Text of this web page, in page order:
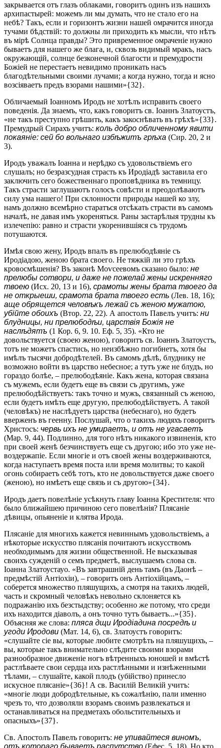
закрывается отъ глазъ облаками, говоритъ одинъ изъ нашихъ
архипастырей: можемъ ли мы думать, что не стало его на
небѣ? Такъ, если и горизонтъ жизни нашей омрачится иногда
тучами бѣдствій: то должны ли приходить къ мысли, что нѣтъ
въ мірѣ Солнца правды? Это привременное омраченіе нужно
бываетъ для нашего же блага, и, сквозь видимый мракъ, насъ
окружающій, солнце безконечной благости и премудрости
Божіей не перестаетъ невидимо проникать насъ
благодѣтельными своими лучами; а когда нужно, тогда и ясно
возсіяваетъ предъ взорами нашими»{32}.
Обличаемый Іоанномъ Иродъ не хотѣлъ исправить своего
поведенія. Да знаемъ, что, какъ говоритъ св. Іоаннъ Златоустъ,
«не такъ преступно грѣшить, какъ закоснѣвать въ грѣхѣ»{33}.
Премудрый Сирахъ учитъ: коль добро обличенному явити
покаяніе: сей бо вольнаго избѣжитъ грѣха (Сир. 20, 2 и
3).
Иродъ уважалъ Іоанна и нерѣдко съ удовольствіемъ его
слушалъ; но безразсудная страсть къ Иродіадѣ заставила его
заключить сего божественнаго проповѣдника въ темницу.
Такъ страсти заглушаютъ голосъ совѣсти и преодолѣваютъ
силу ума нашего! При склонности природы нашей ко злу,
намъ должно всемѣрно старатъся отсѣкать страсти въ самомъ
началѣ, не давая имъ укореняться. Раны застарѣлыя трудны къ
излечепію: равно и страсти укоренившіяся съ трудомъ
потушаются.
Имѣя свою жену, Иродъ впалъ въ прелюбодѣяніе съ
Иродіадою, женою брата своего. Не тяжкій ли это грѣхъ
кровосмѣшенія? Въ законѣ Моѵсеевомъ сказано было: не
прелюбы сотвори, и даже не пожелай жены искренняго
твоею (Исх. 20, 13 и 16), срамоты жены брата твоего да
не открыеши, срамота брата твоего есть (Лев. 18, 16);
аще обрящется человѣкъ лежай съ женою мужатою,
убійте обоихъ (Втор. 22, 22). А апостолъ Павелъ учитъ: ни
блудницы, ни прелюбодѣи, царствія Божія не
наслѣдятъ (1 Кор. 6, 9. 10. Еф. 5, 35). «Кто не
довольствуется (своею женою), говоритъ св. Іоаннъ Златоустъ,
тотъ не можетъ спастись, но неизбѣжно погибнетъ, хотя бы
имѣлъ тысячи добродѣтелей. Въ самомъ дѣлѣ, блуднику не
возможно войти въ царство небесное; а тутъ уже не блудъ, но
гораздо болѣе, – прелюбодѣяніе. Какъ жена, которая связана
съ мужемъ, если будетъ еще въ связи съ другимъ, уже
прелюбодѣйствуетъ: такъ точно и мужъ, связанный съ женою,
если будетъ имѣть еще другую, прелюбодѣйствуетъ. А такой
(человѣкъ) не наслѣдуетъ царства (небеснаго), но будетъ
вверженъ въ геенну. Послушай, что о такихъ людяхъ говоритъ
Христосъ: червь ихъ не умираетъ, и отъ не угасаетъ
(Мар. 9, 44). Подлинно, для того нѣтъ никакого извиненія, кто
при своей женѣ безчинствуетъ еще съ другою; ибо это уже не-
воздержапіе. Если многіе и отъ своей жены воздерживаются,
когда наступаетъ время поста или время молитвы; то какой
огонь собираетъ себѣ тотъ, кто не довольствуется даже своего
(женою), но имѣетъ еще связь и съ другою»{34}.
Иродъ даетъ повелѣніе усѣкнуть главу Іоанна Крестителя: что
было ближайшею причиною сего повелѣнія? Плясаніе
дѣвицы, опьяненіе и клятва Ирода.
Плясаніе для многихъ кажется невиннымъ удовольствіемъ, а
нѣкоторые искусство плясанія почитаютъ искусствомъ
необходимымъ для жизни общественной. Не высказывая
своихъ сужденій о семъ предметѣ, выслушаемъ слова св.
Іоанна Златоустауо. «Въ завтрашній день тамъ (въ Даонѣ –
предмѣстій Антіохіи), – говоритъ онъ Антіохійцамъ, –
соберется множество пляшущихъ, а смотря на такихъ людей,
часть и скромный человѣкъ невольно склоняется къ
подражанію ихъ безстыдству; особенно же потому, что среди
ихъ находится діаволъ, а онъ точно тутъ бываетъ...»{35}.
Объясняя же слова: пляса дщи Иродіадина посредѣ и
угоди Иродови (Мат. 14, 6), св. Златоустъ говоритъ:
«слушайте сіе вы, которые любите смотрѣть на пляшущихъ, –
вы, которые такъ внимательно слѣдите своими взорами
разнообразное движеніе ногъ вѣтренныхъ юношей и вмѣстѣ
растлѣваете свои сердца ихъ растлѣнными и изнѣженными
тѣлами, – слушайте, какой плодъ (убійство) принесло
искусное плясаніе»{36}! А св. Василій Великій учитъ:
«многіе люди добродѣтельные, къ сожалѣнію, пали именно
чрезъ то, что дозволяли взорамъ своимъ развлекаться и
останавливаться на предметахъ обольстительныхъ и
опасныхъ»{37}.
Св. Апостолъ Павелъ говоритъ: не упивайтеся виномъ,
отъ котораго бываетъ распутство (Ефес. 5, 18). Но кто